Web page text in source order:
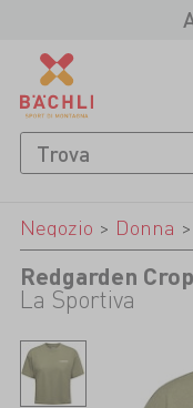
Negozio > Donna >
Redgarden
La Sportiva